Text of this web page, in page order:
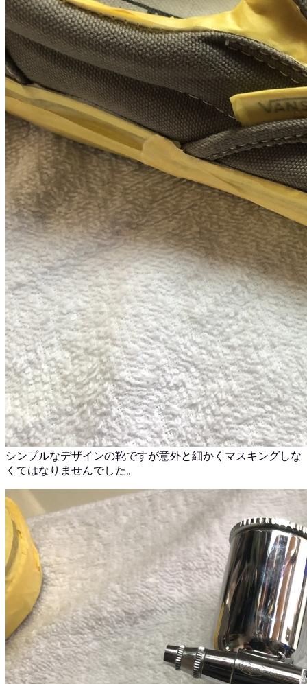
シンプルなデザインの靴ですが意外と細かくマスキングしな
くてはなりませんでした。